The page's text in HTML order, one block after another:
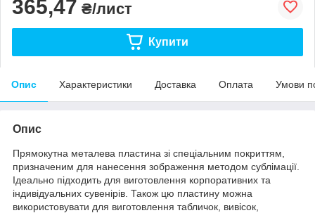
365,47 ₴/лист
Купити
Опис Характеристики Доставка Оплата Умови
Опис
Прямокутна металева пластина зі спеціальним покриттям,
призначеним для нанесення зображення методом сублімації.
Ідеально підходить для виготовлення корпоративних та
індивідуальних сувенірів. Також цю пластину можна
використовувати для виготовлення табличок, вивісок,